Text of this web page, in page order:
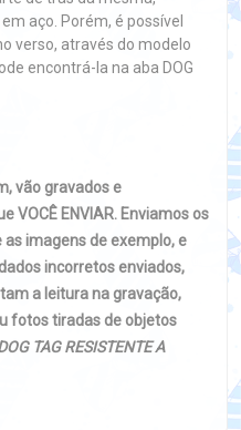
aço. Porém, é possível
verso, através do modelo
encontrá-la na aba DOG
vão gravados e
VOCÊ ENVIAR. Enviamos os
imagens de exemplo, e
incorretos enviados,
a leitura na gravação,
fotos tiradas de objetos
TAG RESISTENTE A